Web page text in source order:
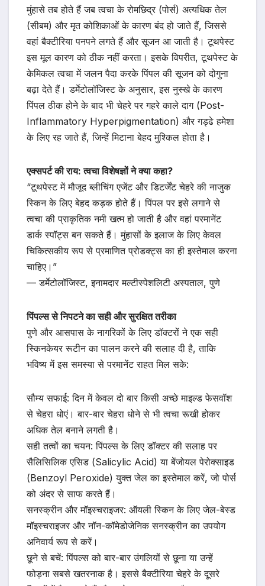
मुंहासे तब होते हैं जब त्वचा के रोमछिद्र (पोर्स) अत्यधिक तेल
(सीबम) और मृत कोशिकाओं के कारण बंद हो जाते हैं, जिससे
वहां बैक्टीरिया पनपने लगते हैं और सूजन आ जाती है। टूथपेस्ट
इस मूल कारण को ठीक नहीं करता। इसके विपरीत, टूथपेस्ट के
केमिकल त्वचा में जलन पैदा करके पिंपल की सूजन को दोगुना
बढ़ा देते हैं। डर्मेटोलॉजिस्ट के अनुसार, इस नुस्खे के कारण
पिंपल ठीक होने के बाद भी चेहरे पर गहरे काले दाग (Post-
Inflammatory Hyperpigmentation) और गड्ढे हमेशा
के लिए रह जाते हैं, जिन्हें मिटाना बेहद मुश्किल होता है।
एक्सपर्ट की राय: त्वचा विशेषज्ञों ने क्या कहा?
“टूथपेस्ट में मौजूद ब्लीचिंग एजेंट और डिटर्जेंट चेहरे की नाजुक
स्किन के लिए बेहद कड़क होते हैं। पिंपल पर इसे लगाने से
त्वचा की प्राकृतिक नमी खत्म हो जाती है और वहां परमानेंट
डार्क स्पॉट्स बन सकते हैं। मुंहासों के इलाज के लिए केवल
चिकित्सकीय रूप से प्रमाणित प्रोडक्ट्स का ही इस्तेमाल करना
चाहिए।”
— डर्मेटोलॉजिस्ट, इनामदार मल्टीस्पेशलिटी अस्पताल, पुणे
पिंपल्स से निपटने का सही और सुरक्षित तरीका
पुणे और आसपास के नागरिकों के लिए डॉक्टरों ने एक सही
स्किनकेयर रूटीन का पालन करने की सलाह दी है, ताकि
भविष्य में इस समस्या से परमानेंट राहत मिल सके:
सौम्य सफाई: दिन में केवल दो बार किसी अच्छे माइल्ड फेसवॉश
से चेहरा धोएं। बार-बार चेहरा धोने से भी त्वचा रूखी होकर
अधिक तेल बनाने लगती है।
सही तत्वों का चयन: पिंपल्स के लिए डॉक्टर की सलाह पर
सैलिसिलिक एसिड (Salicylic Acid) या बेंजोयल पेरोक्साइड
(Benzoyl Peroxide) युक्त जेल का इस्तेमाल करें, जो पोर्स
को अंदर से साफ करते हैं।
सनस्क्रीन और मॉइस्चराइजर: ऑयली स्किन के लिए जेल-बेस्ड
मॉइस्चराइजर और नॉन-कॉमेडोजेनिक सनस्क्रीन का उपयोग
अनिवार्य रूप से करें।
छूने से बचें: पिंपल्स को बार-बार उंगलियों से छूना या उन्हें
फोड़ना सबसे खतरनाक है। इससे बैक्टीरिया चेहरे के दूसरे